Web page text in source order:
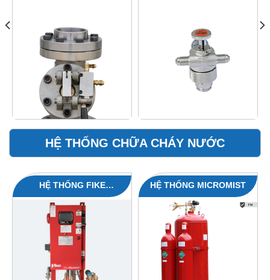
HỆ THỐNG CHỮA CHÁY NƯỚC
HỆ THỐNG FIKE
DURAQUENCH
HỆ THỐNG MICROMIST